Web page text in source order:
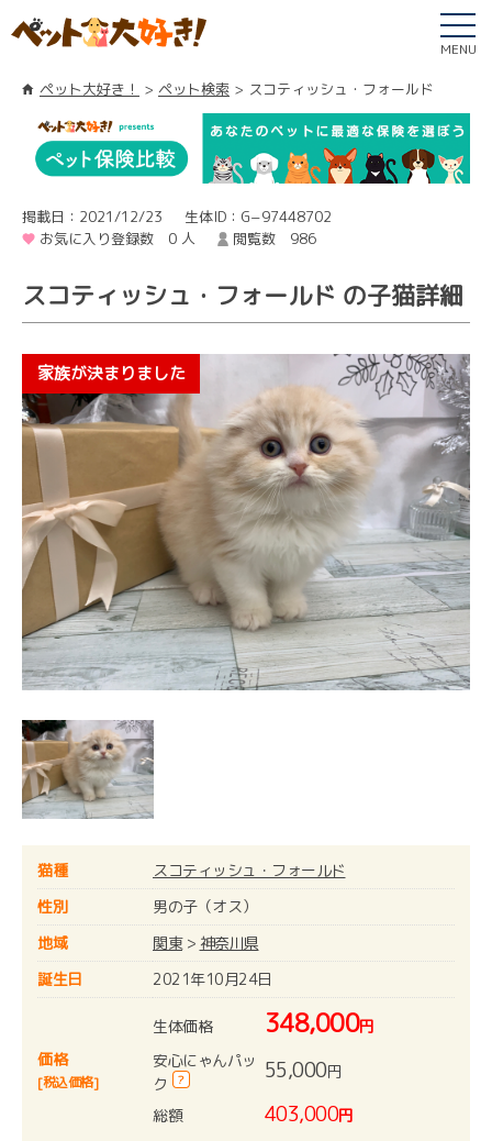
MENU
ペット大好き！ ペット検索 スコティッシュ・フォールド
掲載日：2021/12/23
生体ID：G−97448702
お気に入り登録数 0 人
閲覧数 986
スコティッシュ・フォールド の子猫詳細
猫種
スコティッシュ・フォールド
性別
男の子（オス）
地域
関東> 神奈川県
誕生日
2021年10月24日
価格
[税込価格]
生体価格 348,000円
安心にゃんパッ
ク
? 55,000円
総額 403,000円